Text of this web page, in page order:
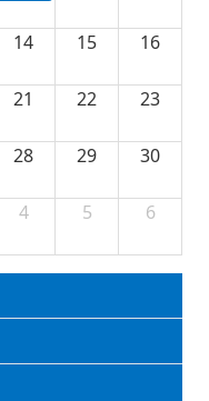
14 15 16
21 22 23
28 29 30
4 5 6